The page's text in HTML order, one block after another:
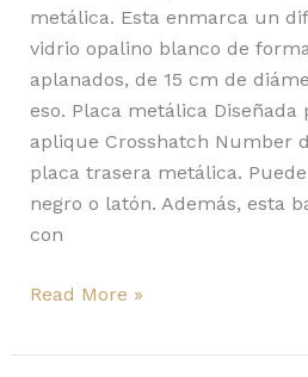
metálica. Esta enmarca un
vidrio opalino blanco de
aplanados, de 15 cm de
eso. Placa metálica Diseñada
aplique Crosshatch Number
placa trasera metálica.
negro o latón. Además, esta
con
Read More »